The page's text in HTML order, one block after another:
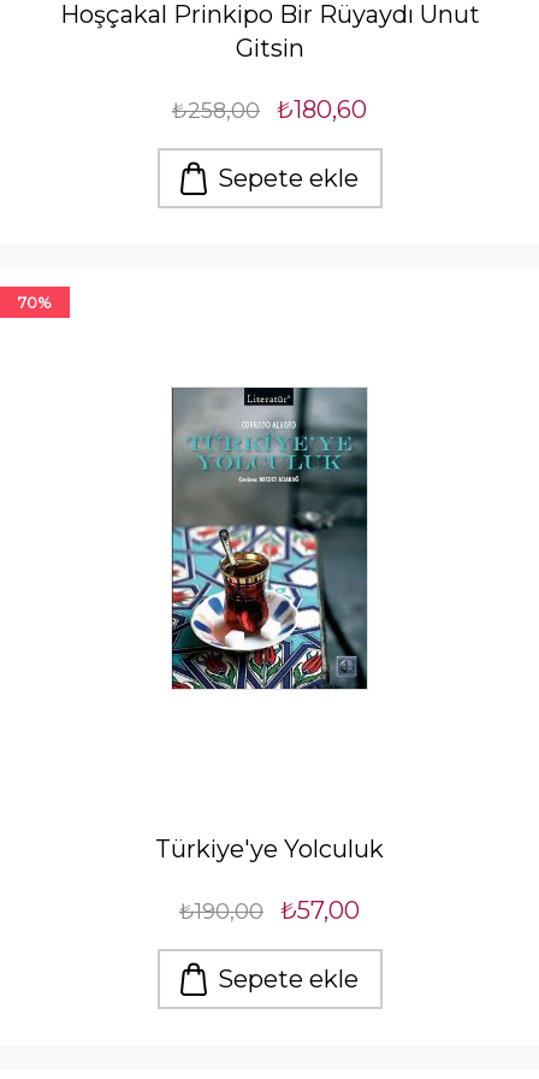
Hoşçakal Prinkipo Bir Rüyaydı Unut
Gitsin
₺258,00 ₺180,60
Sepete ekle
70%
Türkiye'ye Yolculuk
₺190,00 ₺57,00
Sepete ekle